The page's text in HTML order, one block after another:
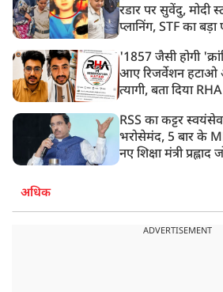
रडार पर सुवेंदु, मोदी
प्लानिंग, STF का
'1857 जैसी होगी
आए रिजर्वेशन हटाओ
त्यागी, बता दिया
RSS का कट्टर
भरोसेमंद, 5 बार के
नए शिक्षा मंत्री प्रह्लाद
अधिक
ADVERTISEMENT